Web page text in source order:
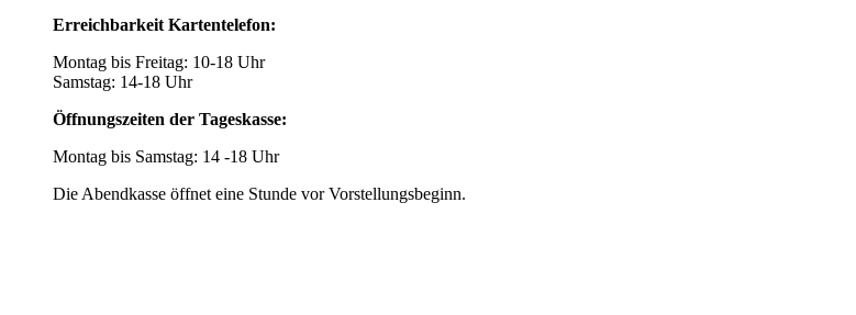
Erreichbarkeit Kartentelefon:
Montag bis Freitag: 10-18 Uhr
Samstag: 14-18 Uhr
Öffnungszeiten der Tageskasse:
Montag bis Samstag: 14 -18 Uhr
Die Abendkasse öffnet eine Stunde vor Vorstellungsbeginn.